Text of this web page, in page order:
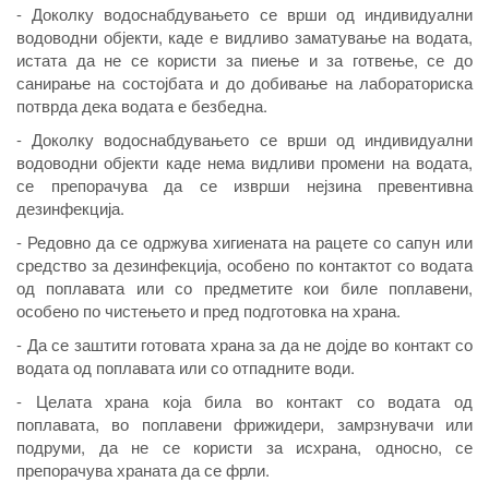
- Доколку водоснабдувањето се врши од индивидуални
водоводни објекти, каде е видливо заматување на водата,
истата да не се користи за пиење и за готвење, се до
санирање на состојбата и до добивање на лабораториска
потврда дека водата е безбедна.
- Доколку водоснабдувањето се врши од индивидуални
водоводни објекти каде нема видливи промени на водата,
се препорачува да се изврши нејзина превентивна
дезинфекција.
- Редовно да се одржува хигиената на рацете со сапун или
средство за дезинфекција, особено по контактот со водата
од поплавата или со предметите кои биле поплавени,
особено по чистењето и пред подготовка на храна.
- Да се заштити готовата храна за да не дојде во контакт со
водата од поплавата или со отпадните води.
- Целата храна која била во контакт со водата од
поплавата, во поплавени фрижидери, замрзнувачи или
подруми, да не се користи за исхрана, односно, се
препорачува храната да се фрли.